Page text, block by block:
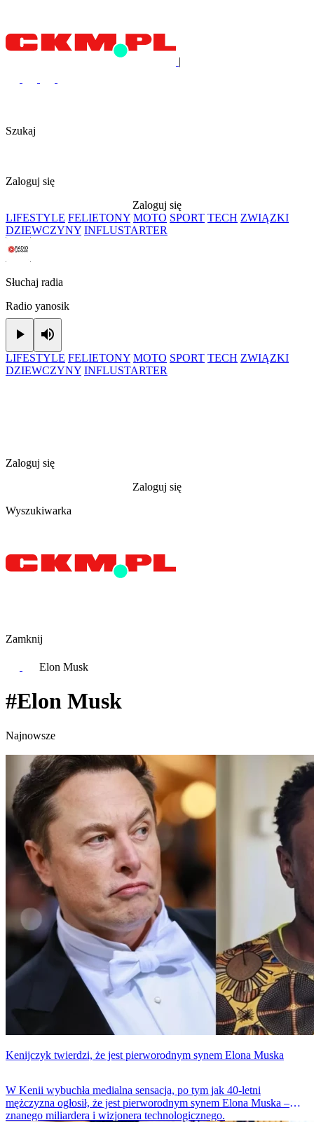
|
Szukaj
Zaloguj się
Zaloguj się
LIFESTYLE FELIETONY MOTO SPORT TECH ZWIĄZKI
DZIEWCZYNY INFLUSTARTER
Słuchaj radia
Radio yanosik
Play
LIFESTYLE FELIETONY MOTO SPORT TECH ZWIĄZKI
DZIEWCZYNY INFLUSTARTER
Zaloguj się
Zaloguj się
Wyszukiwarka
Zamknij
Elon Musk
#Elon Musk
Najnowsze
Kenijczyk twierdzi, że jest pierworodnym synem Elona Muska
W Kenii wybuchła medialna sensacja, po tym jak 40-letni
mężczyzna ogłosił, że jest pierworodnym synem Elona Muska –
znanego miliardera i wizjonera technologicznego.